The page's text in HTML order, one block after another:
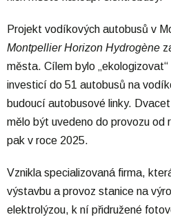
Projekt vodíkových autobusů v
Montpellier Horizon Hydrogène
města. Cílem bylo
investicí do 51 autobusů na
budoucí autobusové linky.
mělo být uvedeno do provozu od
pak v roce 2025.
Vznikla specializovaná firma,
výstavbu a provoz stanice na
elektrolýzou, k ní přidružené